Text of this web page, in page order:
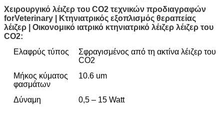
Χειρουργικό λέιζερ του CO2 τεχνικών προδιαγραφών
forVeterinary | Κτηνιατρικός εξοπλισμός θεραπείας
λέιζερ | Οικονομικό ιατρικό κτηνιατρικό λέιζερ λέιζερ του
CO2:
Ελαφρύς τύπος
Σφραγισμένος από τη ακτίνα λέιζερ του
CO2
Μήκος κύματος
φασμάτων
10.6 um
Δύναμη 0,5 – 15 Watt